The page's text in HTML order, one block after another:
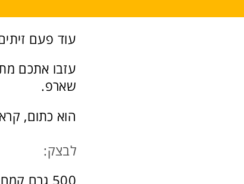
עוד פעם
עזבו אתכם
שארפ.
הוא כתום,
לבצק:
500 גרם קמח